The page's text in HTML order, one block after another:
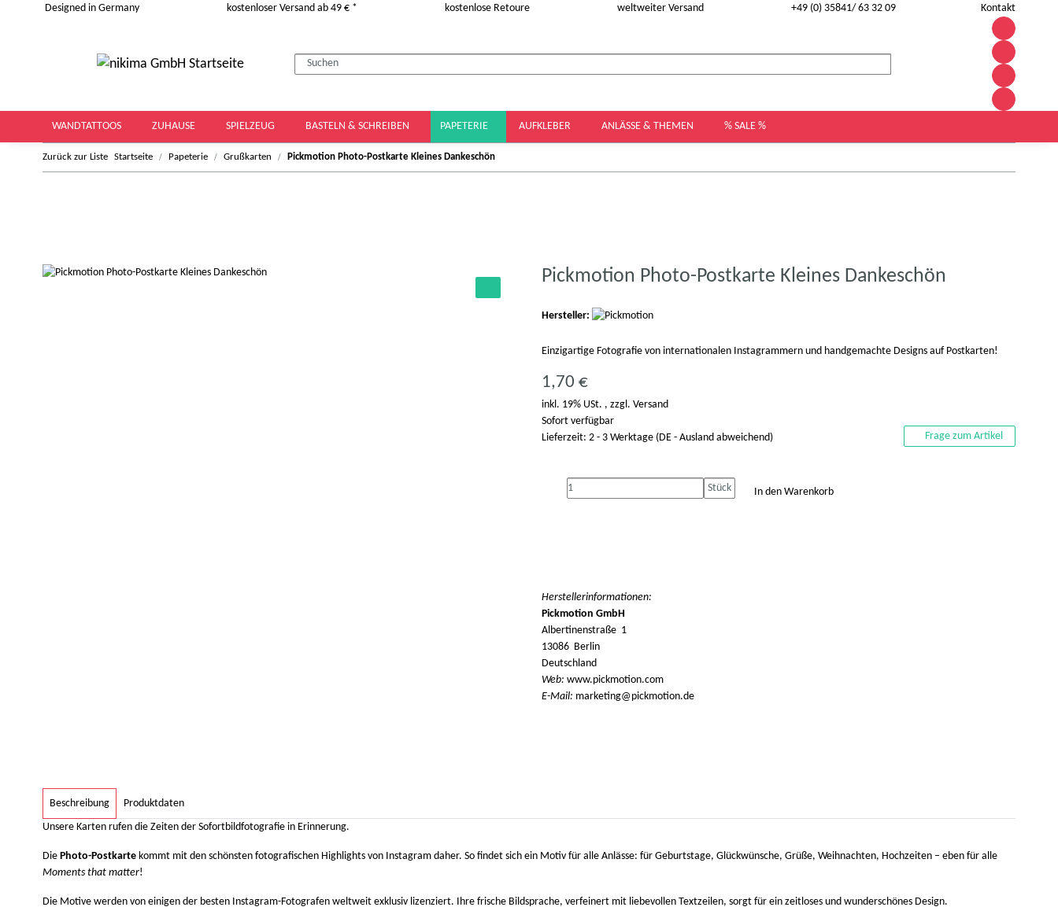
Designed in Germany kostenloser Versand ab 49 € * kostenlose Retoure weltweiter Versand +49 (0) 35841/ 63 32 09 Kontakt
WANDTATTOOS ZUHAUSE SPIELZEUG BASTELN & SCHREIBEN PAPETERIE AUFKLEBER ANLÄSSE & THEMEN % SALE %
Zurück zur Liste Startseite Papeterie Grußkarten Pickmotion Photo-Postkarte Kleines Dankeschön
Pickmotion Photo-Postkarte Kleines Dankeschön
Hersteller:
Einzigartige Fotografie von internationalen Instagrammern und handgemachte Designs auf Postkarten!
1,70 €
inkl. 19% USt. , zzgl. Versand
Sofort verfügbar
Lieferzeit: 2 - 3 Werktage (DE - Ausland abweichend) Frage zum Artikel
Stück In den Warenkorb
Herstellerinformationen:
Pickmotion GmbH
Albertinenstraße 1
13086 Berlin
Deutschland
Web: www.pickmotion.com
E-Mail: marketing@pickmotion.de
weitere Registerkarten anzeigen
Beschreibung
Produktdaten
Unsere Karten rufen die Zeiten der Sofortbildfotografie in Erinnerung.
Die Photo-Postkarte kommt mit den schönsten fotografischen Highlights von Instagram daher. So findet sich ein Motiv für alle Anlässe: für Geburtstage, Glückwünsche, Grüße, Weihnachten, Hochzeiten – eben für alle
Moments that matter!
Die Motive werden von einigen der besten Instagram-Fotografen weltweit exklusiv lizenziert. Ihre frische Bildsprache, verfeinert mit liebevollen Textzeilen, sorgt für ein zeitloses und wunderschönes Design.